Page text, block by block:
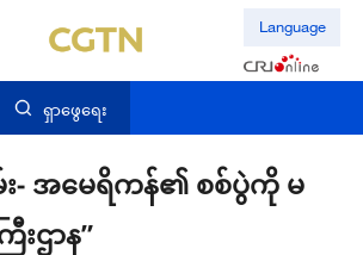
Language
ရှာဖွေရေး
း- အမေရိကန်၏ စစ်ပွဲကို မ
းဌာန”